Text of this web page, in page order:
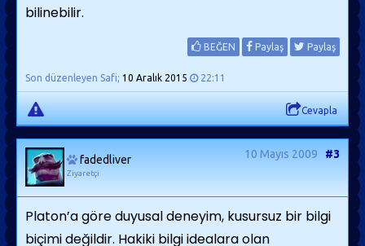
bilinebilir.
BEĞEN Paylaş Paylaş
Son düzenleyen Safi; 10 Aralık 2015 22:11
Cevapla
fadedliver
Ziyaretçi
10 Mayıs 2009 #3
Platon’a göre duyusal deneyim, kusursuz bir bilgi
biçimi değildir. Hakiki bilgi idealara olan